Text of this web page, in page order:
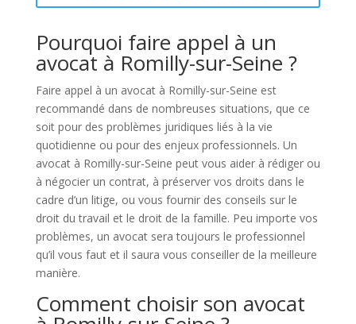
Pourquoi faire appel à un
avocat à Romilly-sur-Seine ?
Faire appel à un avocat à Romilly-sur-Seine est
recommandé dans de nombreuses situations, que ce
soit pour des problèmes juridiques liés à la vie
quotidienne ou pour des enjeux professionnels. Un
avocat à Romilly-sur-Seine peut vous aider à rédiger ou
à négocier un contrat, à préserver vos droits dans le
cadre d’un litige, ou vous fournir des conseils sur le
droit du travail et le droit de la famille. Peu importe vos
problèmes, un avocat sera toujours le professionnel
qu’il vous faut et il saura vous conseiller de la meilleure
manière.
Comment choisir son avocat